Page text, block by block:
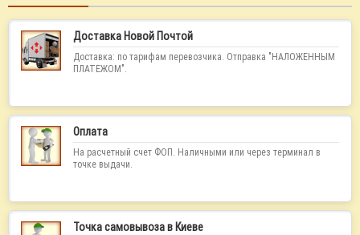
Доставка Новой Почтой
Доставка: по тарифам перевозчика. Отправка "НАЛОЖЕННЫМ
ПЛАТЕЖОМ".
Оплата
На расчетный счет ФОП. Наличными или через терминал в
точке выдачи.
Точка самовывоза в Киеве